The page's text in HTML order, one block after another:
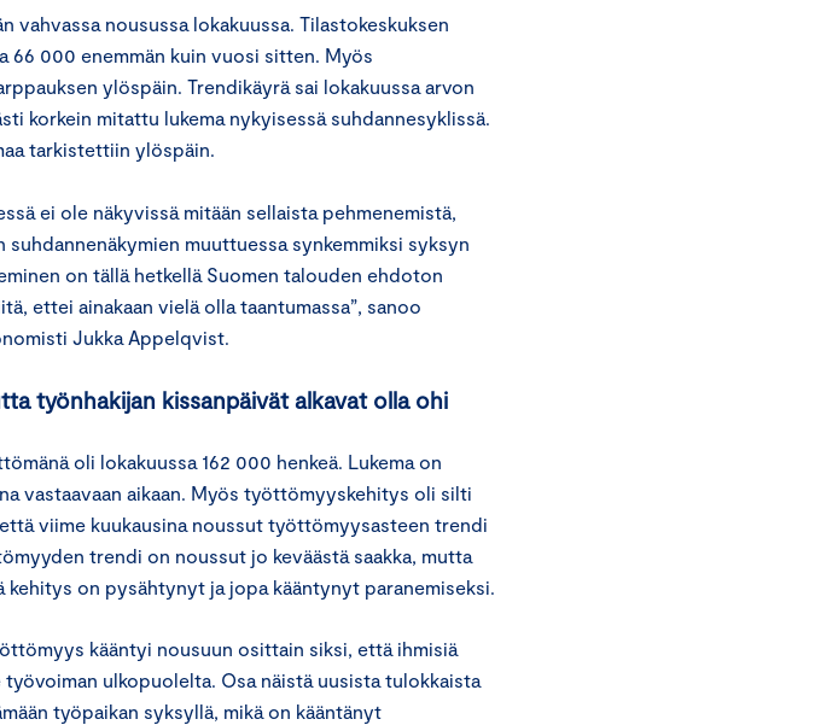
vahvassa nousussa lokakuussa. Tilastokeskuksen
66 000 enemmän kuin vuosi sitten. Myös
ylöspäin. Trendikäyrä sai lokakuussa arvon
korkein mitattu lukema nykyisessä suhdannesyklissä.
tarkistettiin ylöspäin.
ei ole näkyvissä mitään sellaista pehmenemistä,
muuttuessa synkemmiksi syksyn
on tällä hetkellä Suomen talouden ehdoton
ettei ainakaan vielä olla taantumassa”, sanoo
Jukka Appelqvist.
työnhakijan kissanpäivät alkavat olla ohi
oli lokakuussa 162 000 henkeä. Lukema on
vastaavaan aikaan. Myös työttömyyskehitys oli silti
viime kuukausina noussut työttömyysasteen trendi
trendi on noussut jo keväästä saakka, mutta
kehitys on pysähtynyt ja jopa kääntynyt paranemiseksi.
kääntyi nousuun osittain siksi, että ihmisiä
ulkopuolelta. Osa näistä uusista tulokkaista
työpaikan syksyllä, mikä on kääntänyt